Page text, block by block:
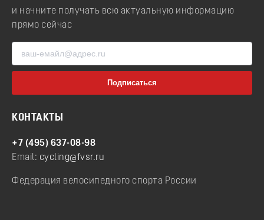
и начните получать всю актуальную информацию
прямо сейчас
КОНТАКТЫ
+7 (495) 637-08-98
Email: cycling@fvsr.ru
Федерация велосипедного спорта России